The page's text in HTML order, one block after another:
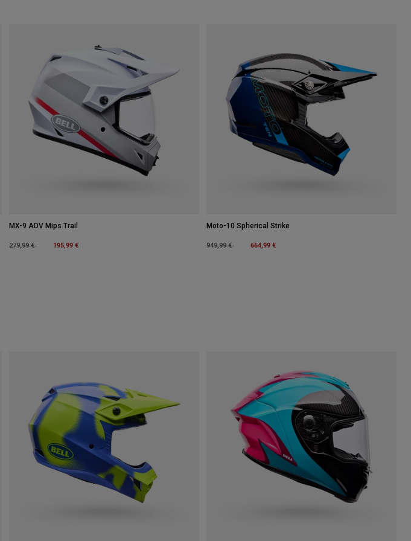
MX-9 ADV Mips Trail
Price reduced from
279,99 € 195,99 €
Moto-10 Spherical Strike
Price reduced from
949,99 € 664,99 €